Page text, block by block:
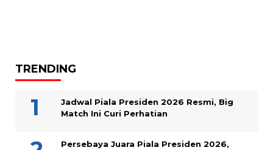
TRENDING
Jadwal Piala Presiden 2026 Resmi, Big
Match Ini Curi Perhatian
Persebaya Juara Piala Presiden 2026,